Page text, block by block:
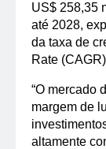
US$ 258,35
até 2028,
da taxa de
Rate
“O mercado
margem de
altamente